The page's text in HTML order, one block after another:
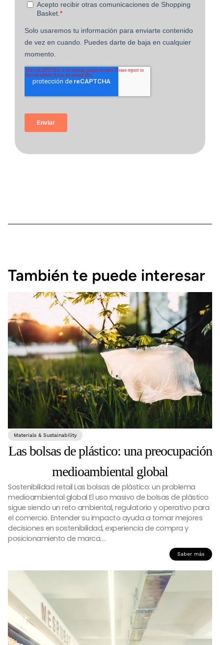
También te puede interesar
Materials & Sustainability
Las bolsas de plástico: una preocupación
medioambiental global
Sostenibilidad retail Las bolsas de plástico: un problema
medioambiental global El uso masivo de bolsas de plástico
sigue siendo un reto ambiental, regulatorio y operativo para
el comercio. Entender su impacto ayuda a tomar mejores
decisiones en sostenibilidad, experiencia de compra y
posicionamiento de marca….
Saber más